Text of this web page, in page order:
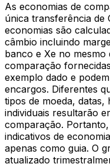
As economias de
única transferência de
economias são
câmbio incluindo
banco e Xe no mesmo
comparação
exemplo dado e
encargos. Diferentes
tipos de moeda,
individuais resultarão
comparação.
indicativos de
apenas como guia. O
atualizado